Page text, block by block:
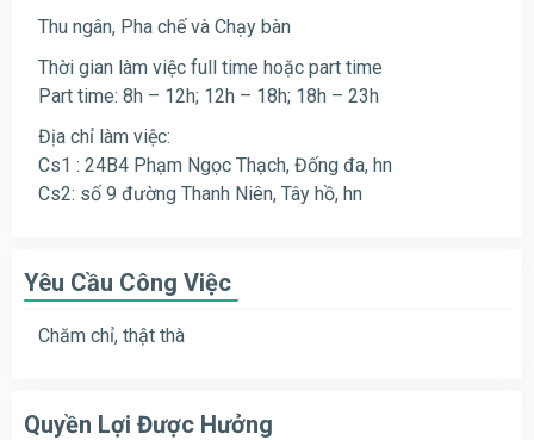
Thu ngân, Pha chế và Chạy bàn
Thời gian làm việc full time hoặc part time
Part time: 8h – 12h; 12h – 18h; 18h – 23h
Địa chỉ làm việc:
Cs1 : 24B4 Phạm Ngọc Thạch, Đống đa, hn
Cs2: số 9 đường Thanh Niên, Tây hồ, hn
Yêu Cầu Công Việc
Chăm chỉ, thật thà
Quyền Lợi Được Hưởng